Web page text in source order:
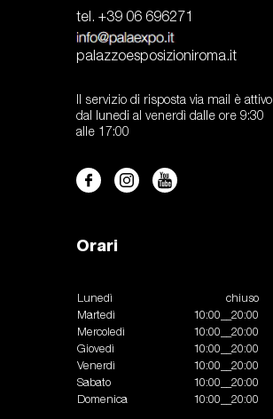
tel. +39 06 696271
palazzoesposizioniroma.it
Il servizio di risposta via mail è attivo
dal lunedi al venerdì dalle ore 9:30
alle 17:00
Orari
Lunedì
chiuso
Martedì
10:00__20:00
Mercoledì
10:00__20:00
Giovedì
10:00__20:00
Venerdì
10:00__20:00
Sabato
10:00__20:00
Domenica
10:00__20:00